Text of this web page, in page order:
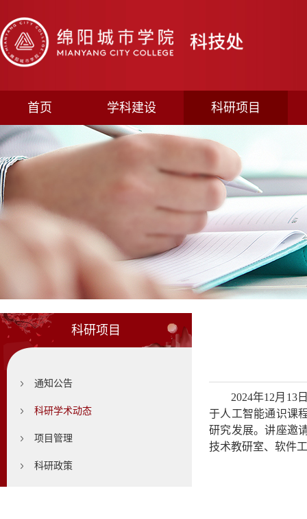
首页 学科建设 科研项目
科研项目
通知公告
科研学术动态
项目管理
科研政策
2024年12月13
于人工智能通识课
研究发展。讲座邀
技术教研室、软件